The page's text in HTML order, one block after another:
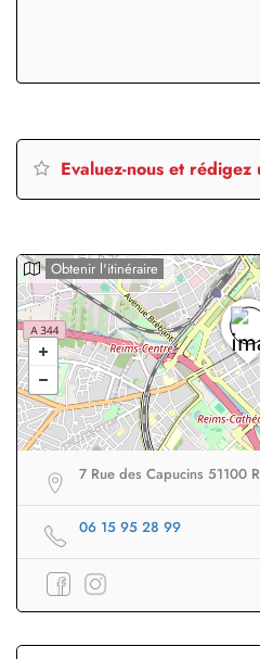
Evaluez-nous et rédigez
Obtenir l'itinéraire
7 Rue des Capucins 51100
06 15 95 28 99